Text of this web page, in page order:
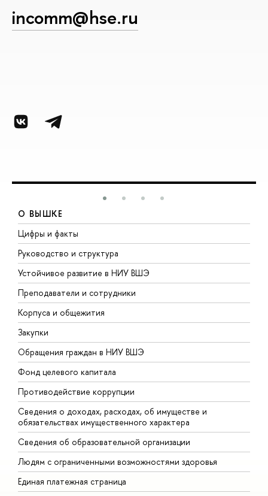
incomm@hse.ru
О ВЫШКЕ
Цифры и факты
Руководство и структура
Устойчивое развитие в НИУ ВШЭ
Преподаватели и сотрудники
Корпуса и общежития
Закупки
Обращения граждан в НИУ ВШЭ
Фонд целевого капитала
Противодействие коррупции
Сведения о доходах, расходах, об имуществе и
обязательствах имущественного характера
Сведения об образовательной организации
Людям с ограниченными возможностями здоровья
Единая платежная страница